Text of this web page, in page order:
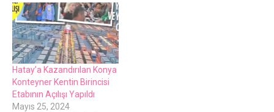
Hatay’a Kazandırılan Konya
Konteyner Kentin Birincisi
Etabının Açılışı Yapıldı
Mayıs 25, 2024